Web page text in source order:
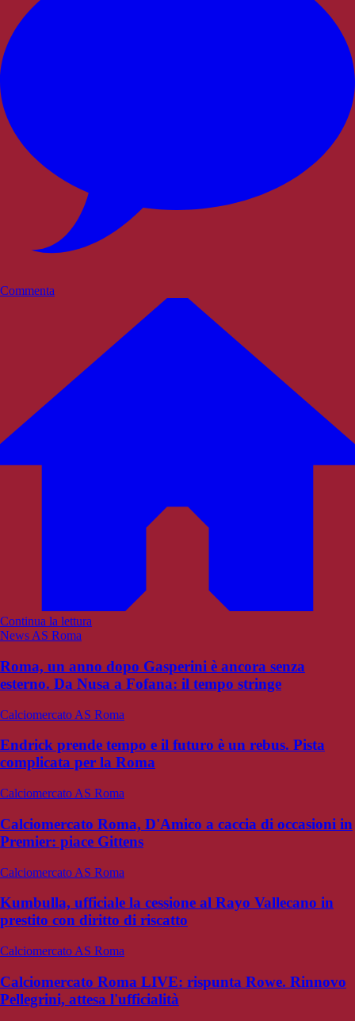
Commenta
Continua la lettura
News AS Roma
Roma, un anno dopo Gasperini è ancora senza
esterno. Da Nusa a Fofana: il tempo stringe
Calciomercato AS Roma
Endrick prende tempo e il futuro è un rebus. Pista
complicata per la Roma
Calciomercato AS Roma
Calciomercato Roma, D'Amico a caccia di occasioni in
Premier: piace Gittens
Calciomercato AS Roma
Kumbulla, ufficiale la cessione al Rayo Vallecano in
prestito con diritto di riscatto
Calciomercato AS Roma
Calciomercato Roma LIVE: rispunta Rowe. Rinnovo
Pellegrini, attesa l'ufficialità